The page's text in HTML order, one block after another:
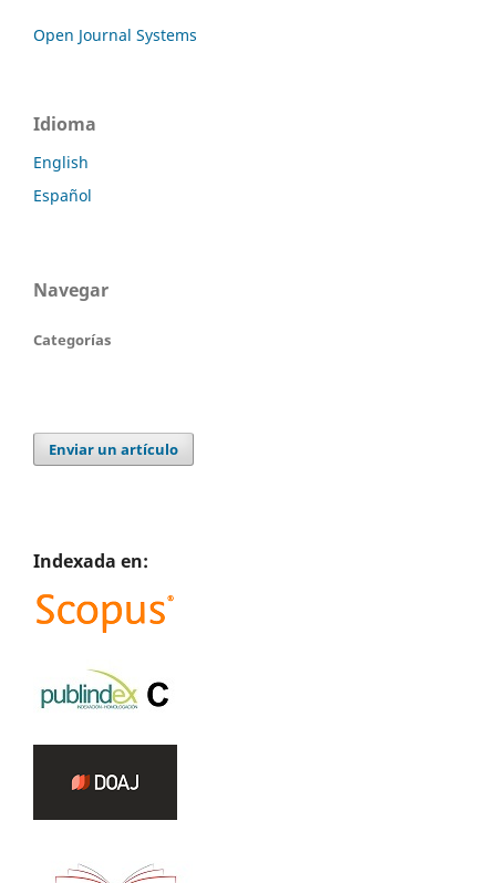
Open Journal Systems
Idioma
English
Español
Navegar
Categorías
Enviar un artículo
Indexada en: